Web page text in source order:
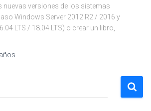
nuevas versiones de los sistemas
Windows Server 2012 R2 / 2016 y
LTS / 18.04 LTS) o crear un libro,